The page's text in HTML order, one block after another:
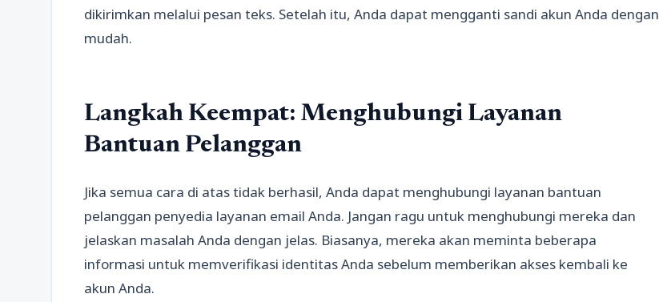
dikirimkan melalui pesan teks. Setelah itu, Anda dapat mengganti sandi akun Anda dengan
mudah.
Langkah Keempat: Menghubungi Layanan
Bantuan Pelanggan
Jika semua cara di atas tidak berhasil, Anda dapat menghubungi layanan bantuan
pelanggan penyedia layanan email Anda. Jangan ragu untuk menghubungi mereka dan
jelaskan masalah Anda dengan jelas. Biasanya, mereka akan meminta beberapa
informasi untuk memverifikasi identitas Anda sebelum memberikan akses kembali ke
akun Anda.